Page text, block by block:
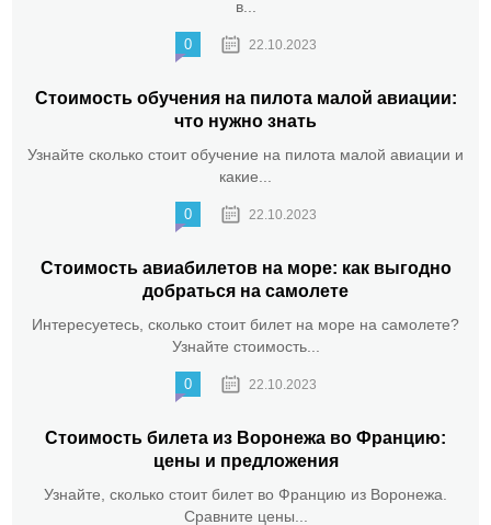
в...
0 22.10.2023
Стоимость обучения на пилота малой авиации:
что нужно знать
Узнайте сколько стоит обучение на пилота малой авиации и
какие...
0 22.10.2023
Стоимость авиабилетов на море: как выгодно
добраться на самолете
Интересуетесь, сколько стоит билет на море на самолете?
Узнайте стоимость...
0 22.10.2023
Стоимость билета из Воронежа во Францию:
цены и предложения
Узнайте, сколько стоит билет во Францию из Воронежа.
Сравните цены...